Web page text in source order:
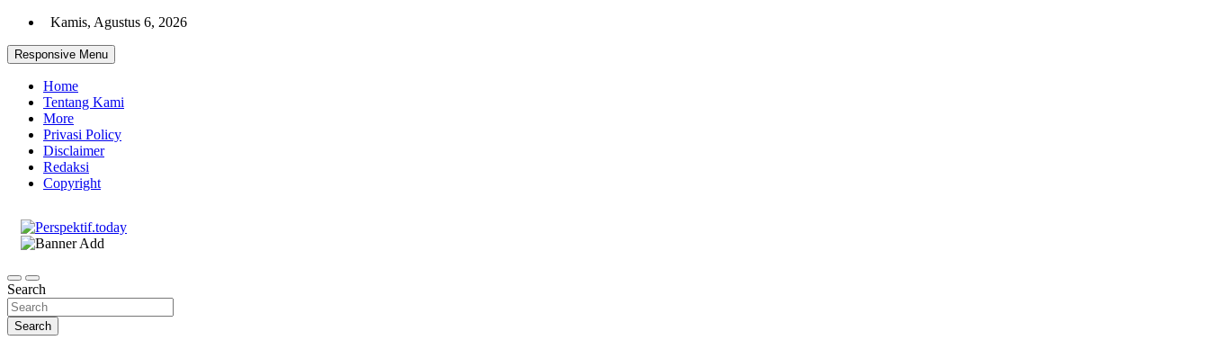
Skip
content
Kamis, Agustus 6, 2026
Responsive Menu
Home
Tentang Kami
More
Privasi Policy
Disclaimer
Redaksi
Copyright
Search
Search